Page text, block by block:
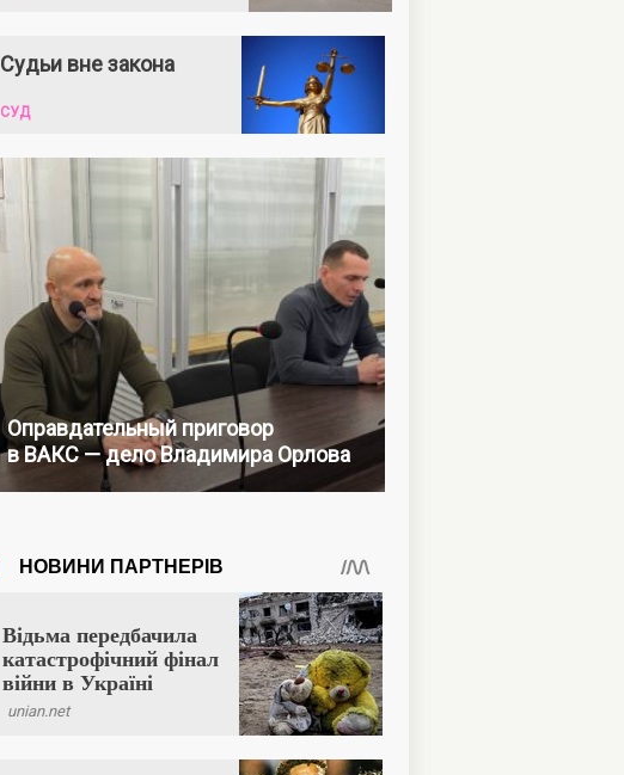
Судьи вне закона
СУД
Оправдательный приговор
в ВАКС — дело Владимира Орлова